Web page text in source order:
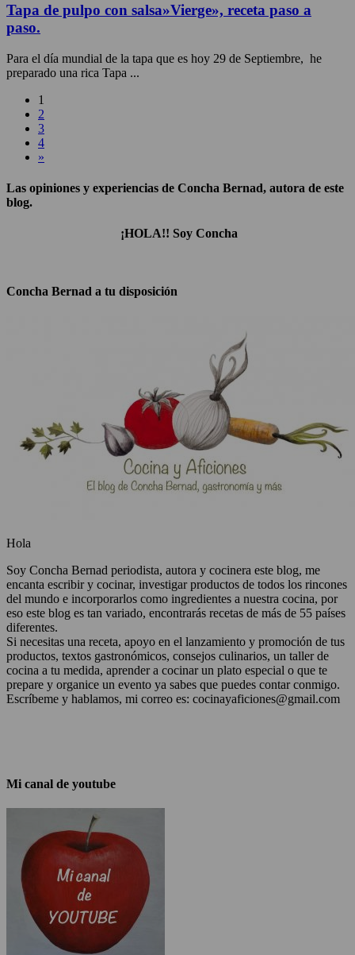
Tapa de pulpo con salsa»Vierge», receta paso a
paso.
Para el día mundial de la tapa que es hoy 29 de Septiembre, he
preparado una rica Tapa ...
1
2
3
4
»
Las opiniones y experiencias de Concha Bernad, autora de este
blog.
¡HOLA!! Soy Concha
Concha Bernad a tu disposición
Hola
Soy Concha Bernad periodista, autora y cocinera este blog, me
encanta escribir y cocinar, investigar productos de todos los rincones
del mundo e incorporarlos como ingredientes a nuestra cocina, por
eso este blog es tan variado, encontrarás recetas de más de 55 países
diferentes.
Si necesitas una receta, apoyo en el lanzamiento y promoción de tus
productos, textos gastronómicos, consejos culinarios, un taller de
cocina a tu medida, aprender a cocinar un plato especial o que te
prepare y organice un evento ya sabes que puedes contar conmigo.
Escríbeme y hablamos, mi correo es: cocinayaficiones@gmail.com
Mi canal de youtube